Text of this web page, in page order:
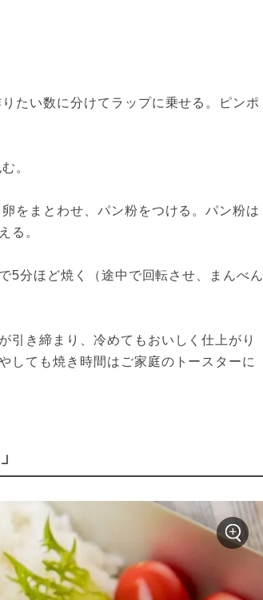
たい数に分けてラップに乗せる。ピンポ
。
をまとわせ、パン粉をつける。パン粉は
る。
分ほど焼く（途中で回転させ、まんべん
引き締まり、冷めてもおいしく仕上がり
しても焼き時間はご家庭のトースターに